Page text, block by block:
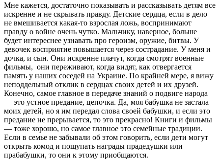
Мне кажется, достаточно показывать и рассказывать детям все
искренне и не скрывать правду. Детские сердца, если в дело
не вмешивается какая-то взрослая ложь, воспринимают
правду о войне очень чутко. Мальчику, наверное, больше
будет интереснее узнавать про героизм, оружие, битвы. У
девочек восприятие повышается через сострадание. У меня и
дочка, и сын. Они искренне плачут, когда смотрят военные
фильмы, они переживают, когда видят, как отвергается
память у наших соседей на Украине. По крайней мере, я вижу
неподдельный отклик в сердцах своих детей и их друзей.
Конечно, самое главное в передаче знаний о подвиге народа
— это устное предание, цепочка. Да, моя бабушка не застала
моих детей, но я им передал слова своей бабушки, и если это
предание не прерывается, то это прекрасно! Книги и фильмы
— тоже хорошо, но самое главное это семейные традиции.
Если в семье не забывали об этом говорить, если дети могут
открыть комод и пощупать награды прадедушки или
прабабушки, то они к этому приобщаются.